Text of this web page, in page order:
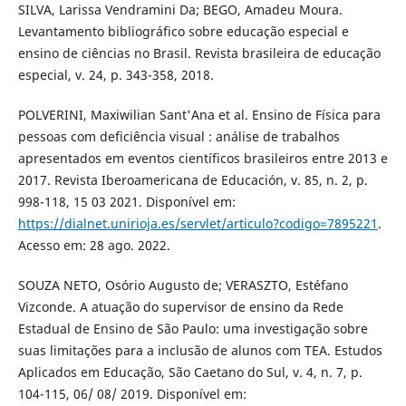
SILVA, Larissa Vendramini Da; BEGO, Amadeu Moura.
Levantamento bibliográfico sobre educação especial e
ensino de ciências no Brasil. Revista brasileira de educação
especial, v. 24, p. 343-358, 2018.
POLVERINI, Maxiwilian Sant'Ana et al. Ensino de Física para
pessoas com deficiência visual : análise de trabalhos
apresentados em eventos científicos brasileiros entre 2013 e
2017. Revista Iberoamericana de Educación, v. 85, n. 2, p.
998-118, 15 03 2021. Disponível em:
https://dialnet.unirioja.es/servlet/articulo?codigo=7895221 .
Acesso em: 28 ago. 2022.
SOUZA NETO, Osório Augusto de; VERASZTO, Estéfano
Vizconde. A atuação do supervisor de ensino da Rede
Estadual de Ensino de São Paulo: uma investigação sobre
suas limitações para a inclusão de alunos com TEA. Estudos
Aplicados em Educação, São Caetano do Sul, v. 4, n. 7, p.
104-115, 06/ 08/ 2019. Disponível em: